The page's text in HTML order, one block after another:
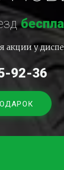
акции у
92-36